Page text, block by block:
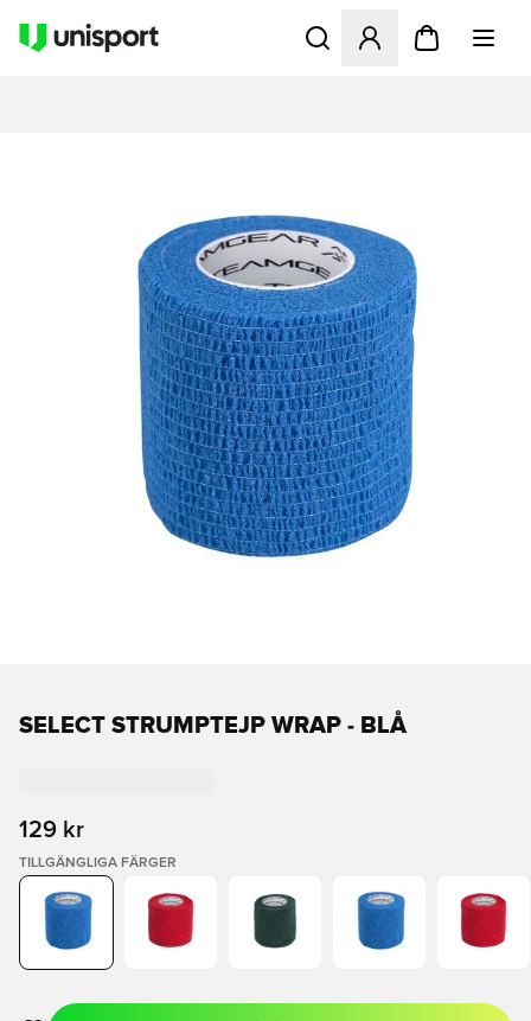
Öppnar en Modal för att
SELECT STRUMPTEJP WRAP - BLÅ
129 kr
TILLGÄNGLIGA FÄRGER